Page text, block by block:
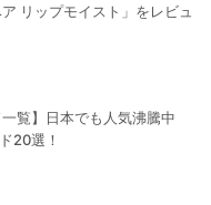
リップモイスト」をレビュ
一覧】日本でも人気沸騰中
20選！